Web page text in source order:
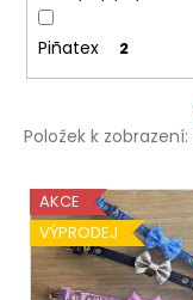
Piñatex 2
Položek k zobrazení:
V
ý
p
AKCE
VÝPRODEJ